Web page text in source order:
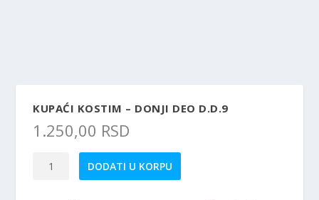
KUPAĆI KOSTIM – DONJI DEO D.D.9
1.250,00 RSD
DODATI U KORPU